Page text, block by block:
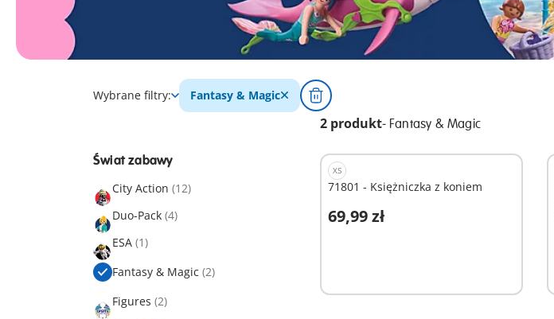
Wybrane filtry: Fantasy & Magic
2 produkt- Fantasy & Magic
Świat zabawy
City Action (12)
Duo-Pack (4)
ESA (1)
Fantasy & Magic (2)
Figures (2)
XS
71801 - Księżniczka z koniem
69,99 zł
Dodaj do koszyka